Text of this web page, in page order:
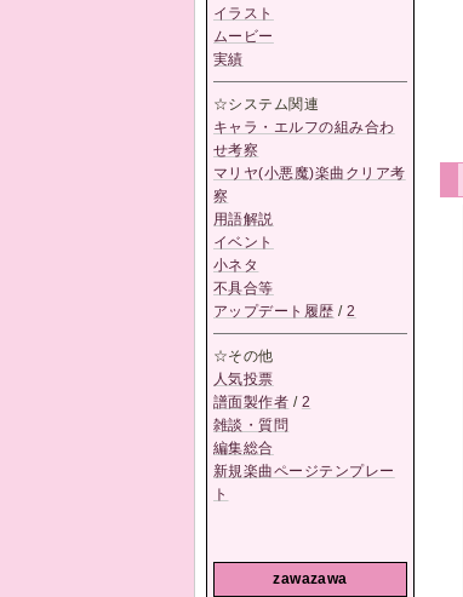
イラスト
ムービー
実績
☆システム関連
キャラ・エルフの組み合わ
せ考察
マリヤ(小悪魔)楽曲クリア考
察
用語解説
イベント
小ネタ
不具合等
アップデート履歴 /2
☆その他
人気投票
譜面製作者 / 2
雑談・質問
編集総合
新規楽曲ページテンプレー
ト
zawazawa